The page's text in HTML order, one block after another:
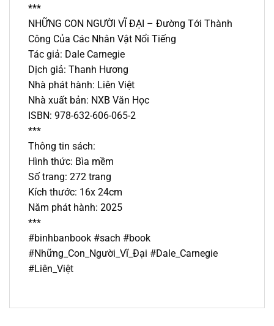
***
NHỮNG CON NGƯỜI VĨ ĐẠI – Đường Tới Thành
Công Của Các Nhân Vật Nổi Tiếng
Tác giả: Dale Carnegie
Dịch giả: Thanh Hương
Nhà phát hành: Liên Việt
Nhà xuất bản: NXB Văn Học
ISBN: 978-632-606-065-2
***
Thông tin sách:
Hình thức: Bìa mềm
Số trang: 272 trang
Kích thước: 16x 24cm
Năm phát hành: 2025
***
#binhbanbook #sach #book
#Những_Con_Người_Vĩ_Đại #Dale_Carnegie
#Liên_Việt